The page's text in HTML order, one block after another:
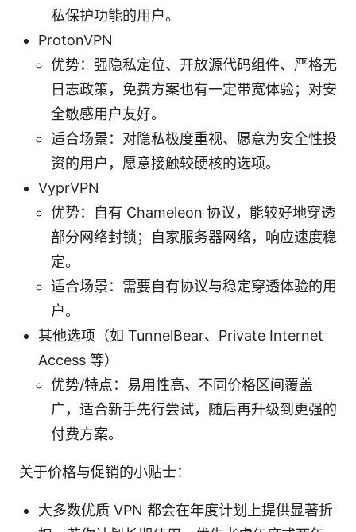
私保护功能的用户。
ProtonVPN
优势：强隐私定位、开放源代码组件、严格无
日志政策，免费方案也有一定带宽体验；对安
全敏感用户友好。
适合场景：对隐私极度重视、愿意为安全性投
资的用户，愿意接触较硬核的选项。
VyprVPN
优势：自有 Chameleon 协议，能较好地穿透
部分网络封锁；自家服务器网络，响应速度稳
定。
适合场景：需要自有协议与稳定穿透体验的用
户。
其他选项（如 TunnelBear、Private Internet
Access 等）
优势/特点：易用性高、不同价格区间覆盖
广，适合新手先行尝试，随后再升级到更强的
付费方案。
关于价格与促销的小贴士：
大多数优质 VPN 都会在年度计划上提供显著折